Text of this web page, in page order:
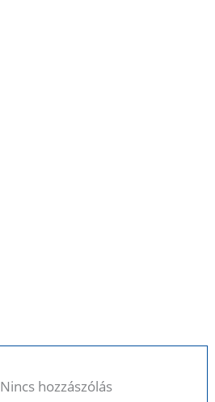
Nincs hozzászólás